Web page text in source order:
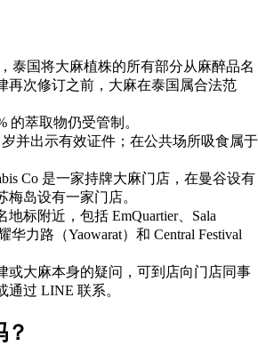
泰国将大麻植株的所有部分从麻醉品名
再次修订之前，大麻在泰国属合法范
的萃取物仍受管制。
并出示有效证件；在公共场所吸食属于
Co 是一家持牌大麻门店，在曼谷设有
梅岛设有一家门店。
标附近，包括 EmQuartier、Sala
华力路（Yaowarat）和 Central Festival
或大麻本身的疑问，可到店向门店同事
通过 LINE 联系。